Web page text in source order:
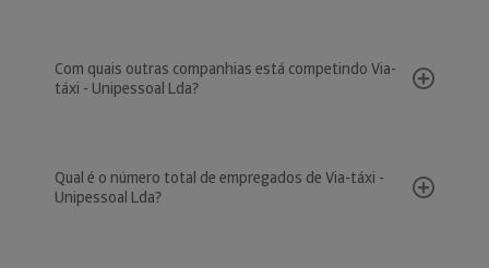
Com quais outras companhias está competindo Via-
táxi - Unipessoal Lda?
Qual é o número total de empregados de Via-táxi -
Unipessoal Lda?